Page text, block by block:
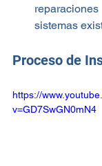
sistemas
Proceso de
https://
v=GD7SwGN0mN4